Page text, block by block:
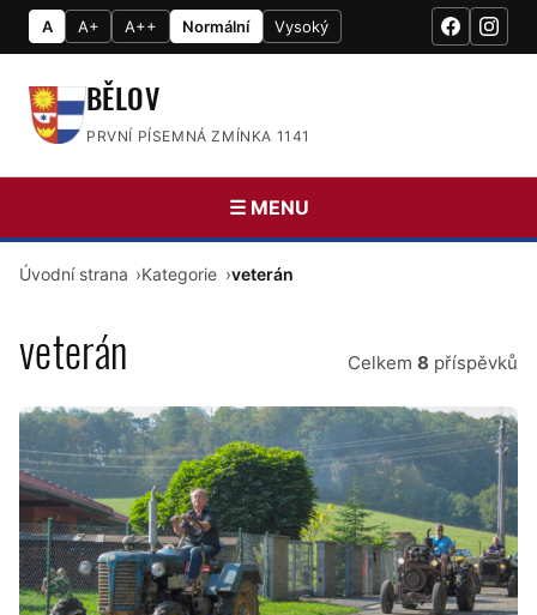
A A+ A++ Normální Vysoký
BĚLOV
PRVNÍ PÍSEMNÁ ZMÍNKA 1141
☰ MENU
Úvodní strana Kategorie veterán
veterán Celkem 8 příspěvků